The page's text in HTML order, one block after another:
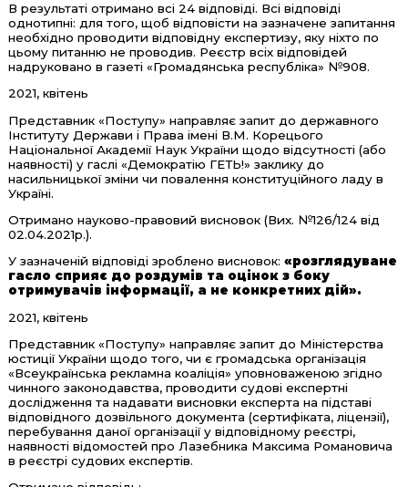
В результаті отримано всі 24 відповіді. Всі відповіді
однотипні: для того, щоб відповісти на зазначене запитання
необхідно проводити відповідну експертизу, яку ніхто по
цьому питанню не проводив. Реєстр всіх відповідей
надруковано в газеті «Громадянська республіка» №908.
2021, квітень
Представник «Поступу» направляє запит до державного
Інституту Держави і Права імені В.М. Корецього
Національної Академії Наук України щодо відсутності (або
наявності) у гаслі «Демократію ГЕТЬ!» заклику до
насильницької зміни чи повалення конституційного ладу в
Україні.
Отримано науково-правовий висновок (Вих. №126/124 від
02.04.2021р.).
У зазначеній відповіді зроблено висновок: «розглядуване
гасло сприяє до роздумів та оцінок з боку
отримувачів інформації, а не конкретних дій».
2021, квітень
Представник «Поступу» направляє запит до Міністерства
юстиції України щодо того, чи є громадська організація
«Всеукраїнська рекламна коаліція» уповноваженою згідно
чинного законодавства, проводити судові експертні
дослідження та надавати висновки експерта на підставі
відповідного дозвільного документа (сертифіката, ліцензії),
перебування даної організації у відповідному реєстрі,
наявності відомостей про Лазебника Максима Романовича
в реєстрі судових експертів.